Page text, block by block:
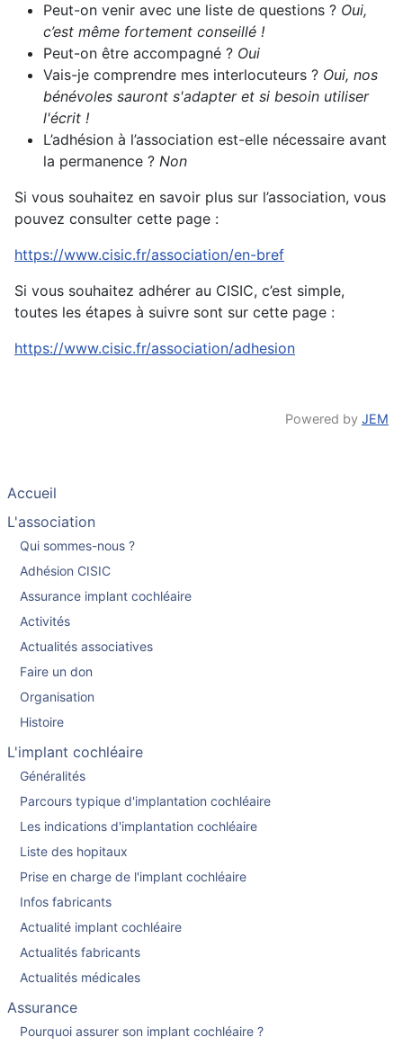
Peut-on venir avec une liste de questions ? Oui,
c’est même fortement conseillé !
Peut-on être accompagné ? Oui
Vais-je comprendre mes interlocuteurs ? Oui, nos
bénévoles sauront s'adapter et si besoin utiliser
l'écrit !
L’adhésion à l’association est-elle nécessaire avant
la permanence ? Non
Si vous souhaitez en savoir plus sur l’association, vous
pouvez consulter cette page :
https://www.cisic.fr/association/en-bref
Si vous souhaitez adhérer au CISIC, c’est simple,
toutes les étapes à suivre sont sur cette page :
https://www.cisic.fr/association/adhesion
Powered by JEM
Accueil
L'association
Qui sommes-nous ?
Adhésion CISIC
Assurance implant cochléaire
Activités
Actualités associatives
Faire un don
Organisation
Histoire
L'implant cochléaire
Généralités
Parcours typique d'implantation cochléaire
Les indications d'implantation cochléaire
Liste des hopitaux
Prise en charge de l'implant cochléaire
Infos fabricants
Actualité implant cochléaire
Actualités fabricants
Actualités médicales
Assurance
Pourquoi assurer son implant cochléaire ?